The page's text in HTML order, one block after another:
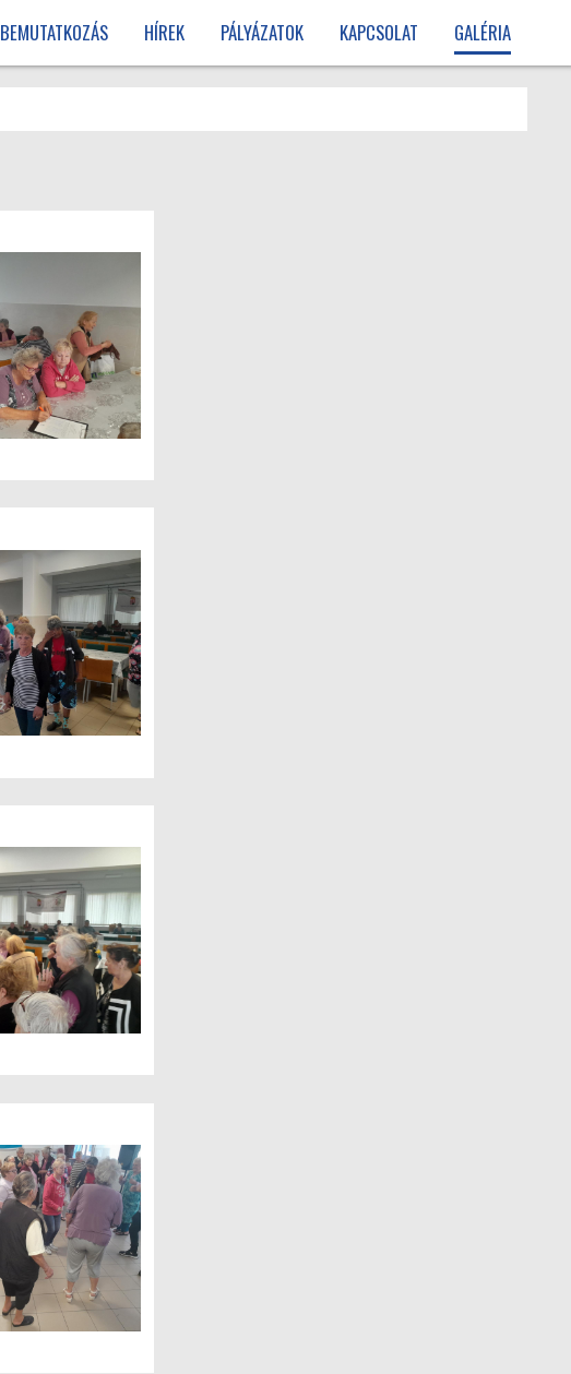
BEMUTATKOZÁS HÍREK PÁLYÁZATOK KAPCSOLAT GALÉRIA